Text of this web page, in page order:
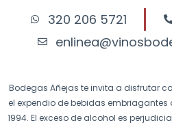
320 206 5721
Bodegas Añejas te invita a disfrutar
el expendio de bebidas embriagantes
1994. El exceso de alcohol es